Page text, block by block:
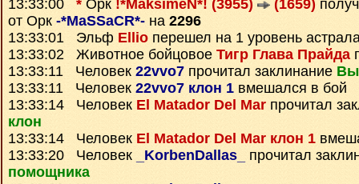
13:33:00 * Орк !*MaksimeN*! (3955) (1659)
от Орк -*MaSSaCR*- на 2296
13:33:01 Эльф Ellio перешел на 1 уровень
13:33:02 Животное бойцовое Тигр Глава Прайда
13:33:11 Человек 22vvo7 прочитал заклинание
13:33:11 Человек 22vvo7 клон 1 вмешался в бой
13:33:14 Человек El Matador Del Mar прочитал
клон
13:33:14 Человек El Matador Del Mar клон 1
13:33:20 Человек
_KorbenDallas_
прочитал
помощника